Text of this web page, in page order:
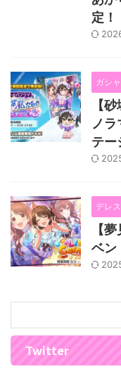
定！
ガシ
【
ノ
テー
デレ
【
ベン
Twitter